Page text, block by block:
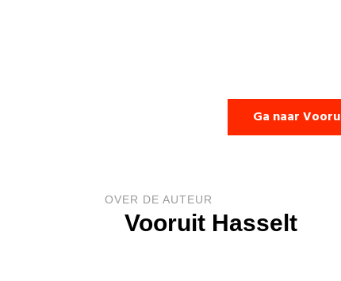
Ga naar
OVER DE AUTEUR
Vooruit Hasselt